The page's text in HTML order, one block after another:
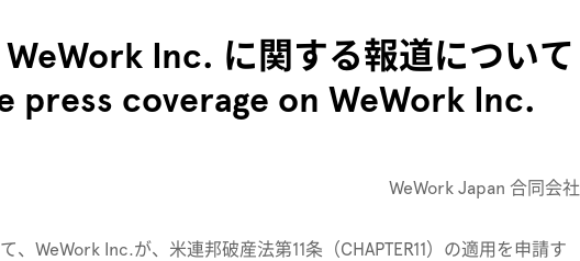
WeWork Inc. に関する報道について
press coverage on WeWork Inc.
WeWork Japan 合同会社
、WeWork Inc.が、米連邦破産法第11条（CHAPTER11）の適用を申請す